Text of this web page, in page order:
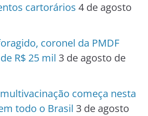
cartorários 4 de agosto
coronel da PMDF
R$ 25 mil 3 de agosto de
começa nesta
todo o Brasil 3 de agosto